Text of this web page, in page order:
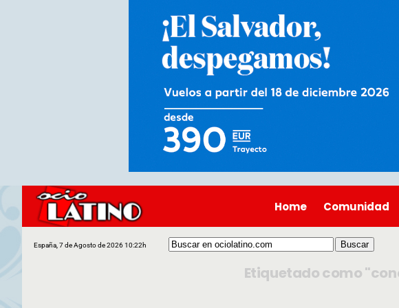
Home Comunidad
España, 7 de Agosto de 2026 10:22h
Etiquetado como